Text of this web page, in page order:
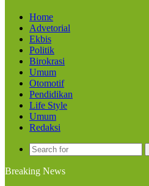
Home
Advetorial
Ekbis
Politik
Birokrasi
Umum
Otomotif
Pendidikan
Life Style
Umum
Redaksi
Breaking News